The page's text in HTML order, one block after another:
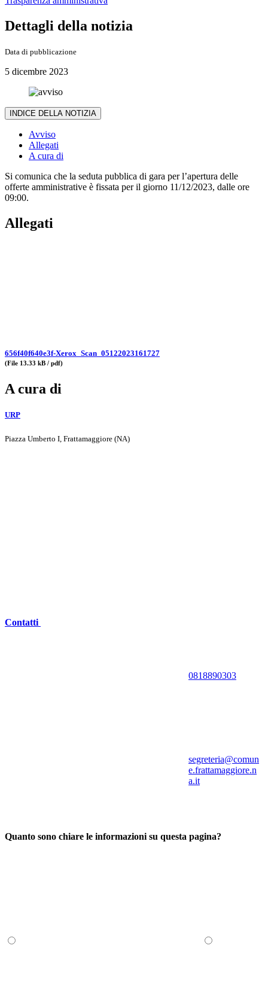
Dettagli della notizia
Data di pubblicazione
5 dicembre 2023
INDICE DELLA NOTIZIA
Avviso
Allegati
A cura di
Si comunica che la seduta pubblica di gara per l’apertura delle
offerte amministrative è fissata per il giorno 11/12/2023, dalle ore
09:00.
Allegati
656f40f640e3f-Xerox_Scan_05122023161727
(File 13.33 kB / pdf)
A cura di
URP
Piazza Umberto I, Frattamaggiore (NA)
Contatti
0818890303
segreteria@comun
e.frattamaggiore.n
a.it
Quanto sono chiare le informazioni su questa pagina?